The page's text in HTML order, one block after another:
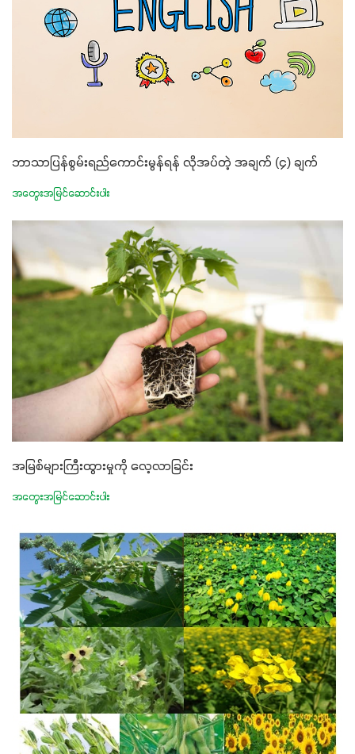
ဘာသာပြန်စွမ်းရည်ကောင်းမွန်ရန် လိုအပ်တဲ့ အချက် (၄) ချက်
အတွေးအမြင်ဆောင်းပါး
အမြစ်များကြီးထွားမှုကို လေ့လာခြင်း
အတွေးအမြင်ဆောင်းပါး